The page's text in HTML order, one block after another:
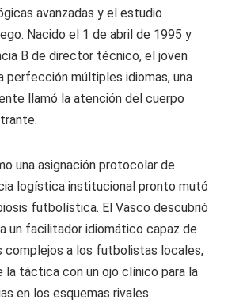
avanzadas y el estudio
Nacido el 1 de abril de 1995 y
B de director técnico, el joven
perfección múltiples idiomas, una
llamó la atención del cuerpo
una asignación protocolar de
logística institucional pronto mutó
futbolística. El Vasco descubrió
un facilitador idiomático capaz de
complejos a los futbolistas locales,
la táctica con un ojo clínico para la
en los esquemas rivales.